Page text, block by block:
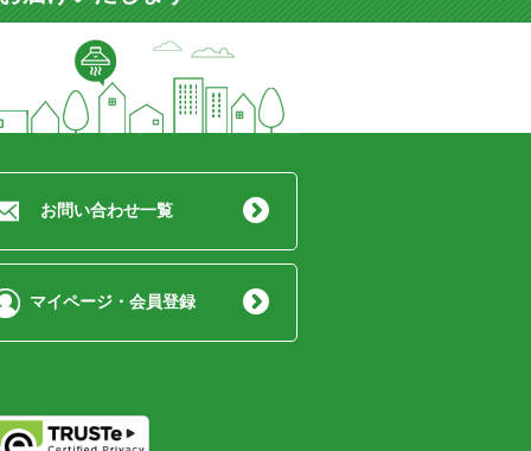
お問い合わせ一覧
マイページ・会員登録